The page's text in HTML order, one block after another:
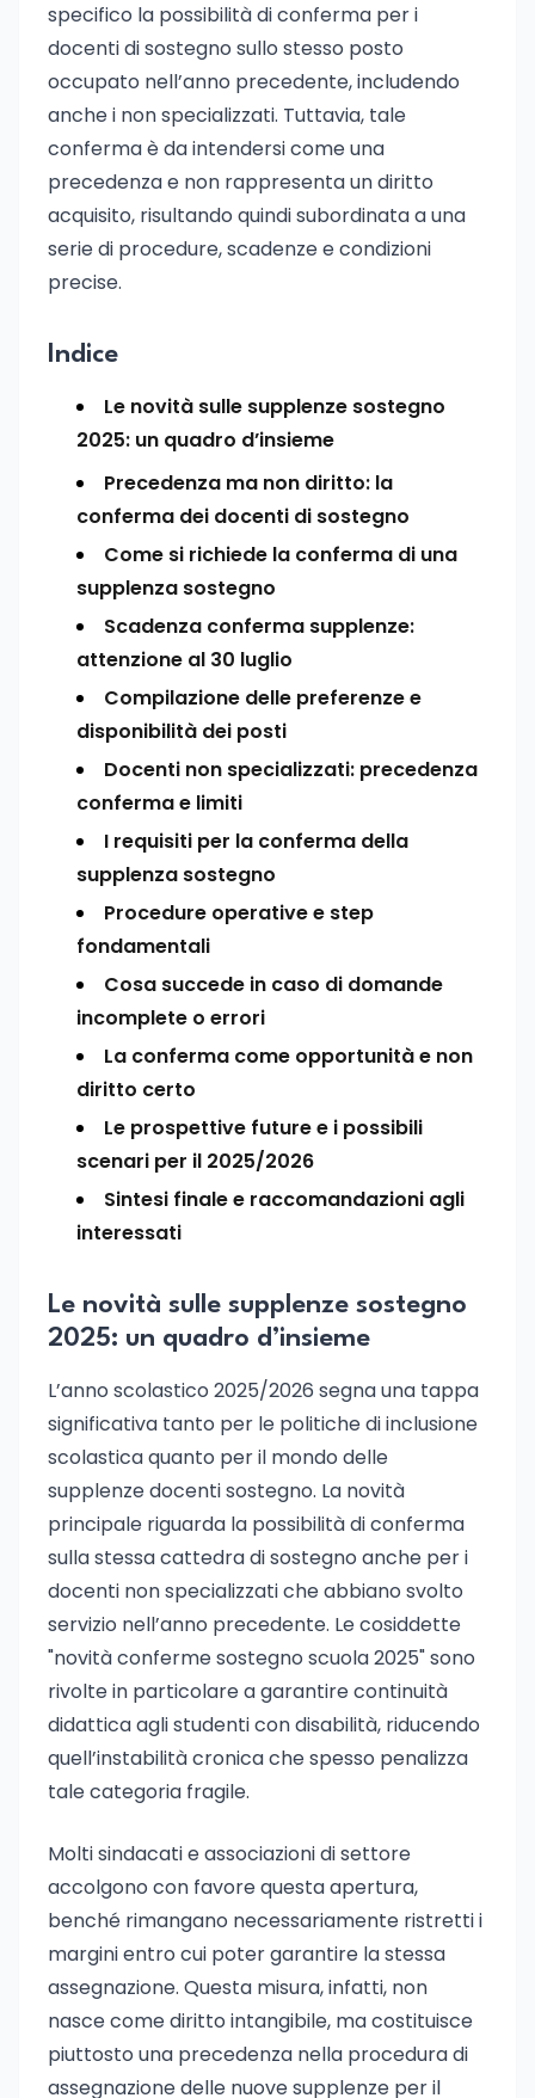
specifico la possibilità di conferma per i
docenti di sostegno sullo stesso posto
occupato nell’anno precedente, includendo
anche i non specializzati. Tuttavia, tale
conferma è da intendersi come una
precedenza e non rappresenta un diritto
acquisito, risultando quindi subordinata a una
serie di procedure, scadenze e condizioni
precise.
Indice
Le novità sulle supplenze sostegno
2025: un quadro d’insieme
Precedenza ma non diritto: la
conferma dei docenti di sostegno
Come si richiede la conferma di una
supplenza sostegno
Scadenza conferma supplenze:
attenzione al 30 luglio
Compilazione delle preferenze e
disponibilità dei posti
Docenti non specializzati: precedenza
conferma e limiti
I requisiti per la conferma della
supplenza sostegno
Procedure operative e step
fondamentali
Cosa succede in caso di domande
incomplete o errori
La conferma come opportunità e non
diritto certo
Le prospettive future e i possibili
scenari per il 2025/2026
Sintesi finale e raccomandazioni agli
interessati
Le novità sulle supplenze sostegno
2025: un quadro d’insieme
L’anno scolastico 2025/2026 segna una tappa
significativa tanto per le politiche di inclusione
scolastica quanto per il mondo delle
supplenze docenti sostegno. La novità
principale riguarda la possibilità di conferma
sulla stessa cattedra di sostegno anche per i
docenti non specializzati che abbiano svolto
servizio nell’anno precedente. Le cosiddette
"novità conferme sostegno scuola 2025" sono
rivolte in particolare a garantire continuità
didattica agli studenti con disabilità, riducendo
quell’instabilità cronica che spesso penalizza
tale categoria fragile.
Molti sindacati e associazioni di settore
accolgono con favore questa apertura,
benché rimangano necessariamente ristretti i
margini entro cui poter garantire la stessa
assegnazione. Questa misura, infatti, non
nasce come diritto intangibile, ma costituisce
piuttosto una precedenza nella procedura di
assegnazione delle nuove supplenze per il